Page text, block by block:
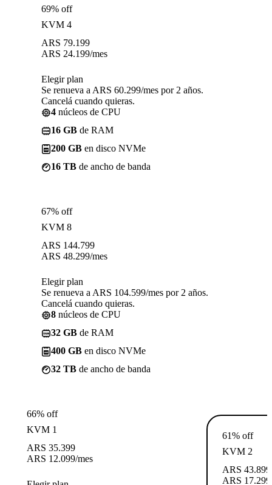
69% off
KVM 4
ARS 79.199
ARS 24.199/mes
Elegir plan
Se renueva a ARS 60.299/mes por 2 años.
Cancelá cuando quieras.
4 núcleos de CPU
16 GB de RAM
200 GB en disco NVMe
16 TB de ancho de banda
67% off
KVM 8
ARS 144.799
ARS 48.299/mes
Elegir plan
Se renueva a ARS 104.599/mes por 2 años.
Cancelá cuando quieras.
8 núcleos de CPU
32 GB de RAM
400 GB en disco NVMe
32 TB de ancho de banda
66% off
KVM 1
ARS 35.399
ARS 12.099/mes
61% off
KVM 2
ARS 43.899
ARS 17.299